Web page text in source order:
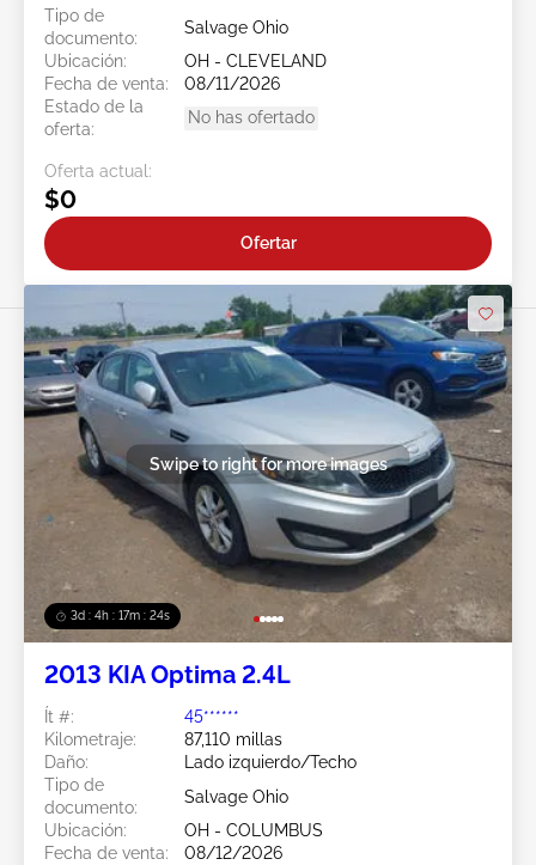
Tipo de
documento:
Salvage Ohio
Ubicación:
OH - CLEVELAND
Fecha de venta:
08/11/2026
Estado de la
oferta:
No has ofertado
Oferta actual:
$0
Ofertar
3d : 4h : 17m : 21s
Swipe to right for more images
2013 KIA Optima 2.4L
Ít #:
45******
Kilometraje:
87,110 millas
Daño:
Lado izquierdo/Techo
Tipo de
documento:
Salvage Ohio
Ubicación:
OH - COLUMBUS
Fecha de venta:
08/12/2026